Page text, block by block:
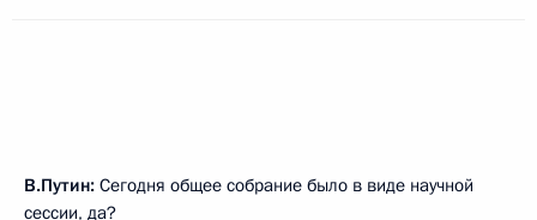
В.Путин: Сегодня общее собрание было в виде научной
сессии, да?